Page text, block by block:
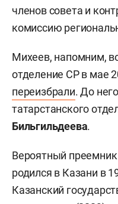
членов совета и
комиссию
Михеев, напомним,
отделение СР в мае
переизбрали. До
татарстанского
Бильгильдеева.
Вероятный
родился в Казани в
Казанский